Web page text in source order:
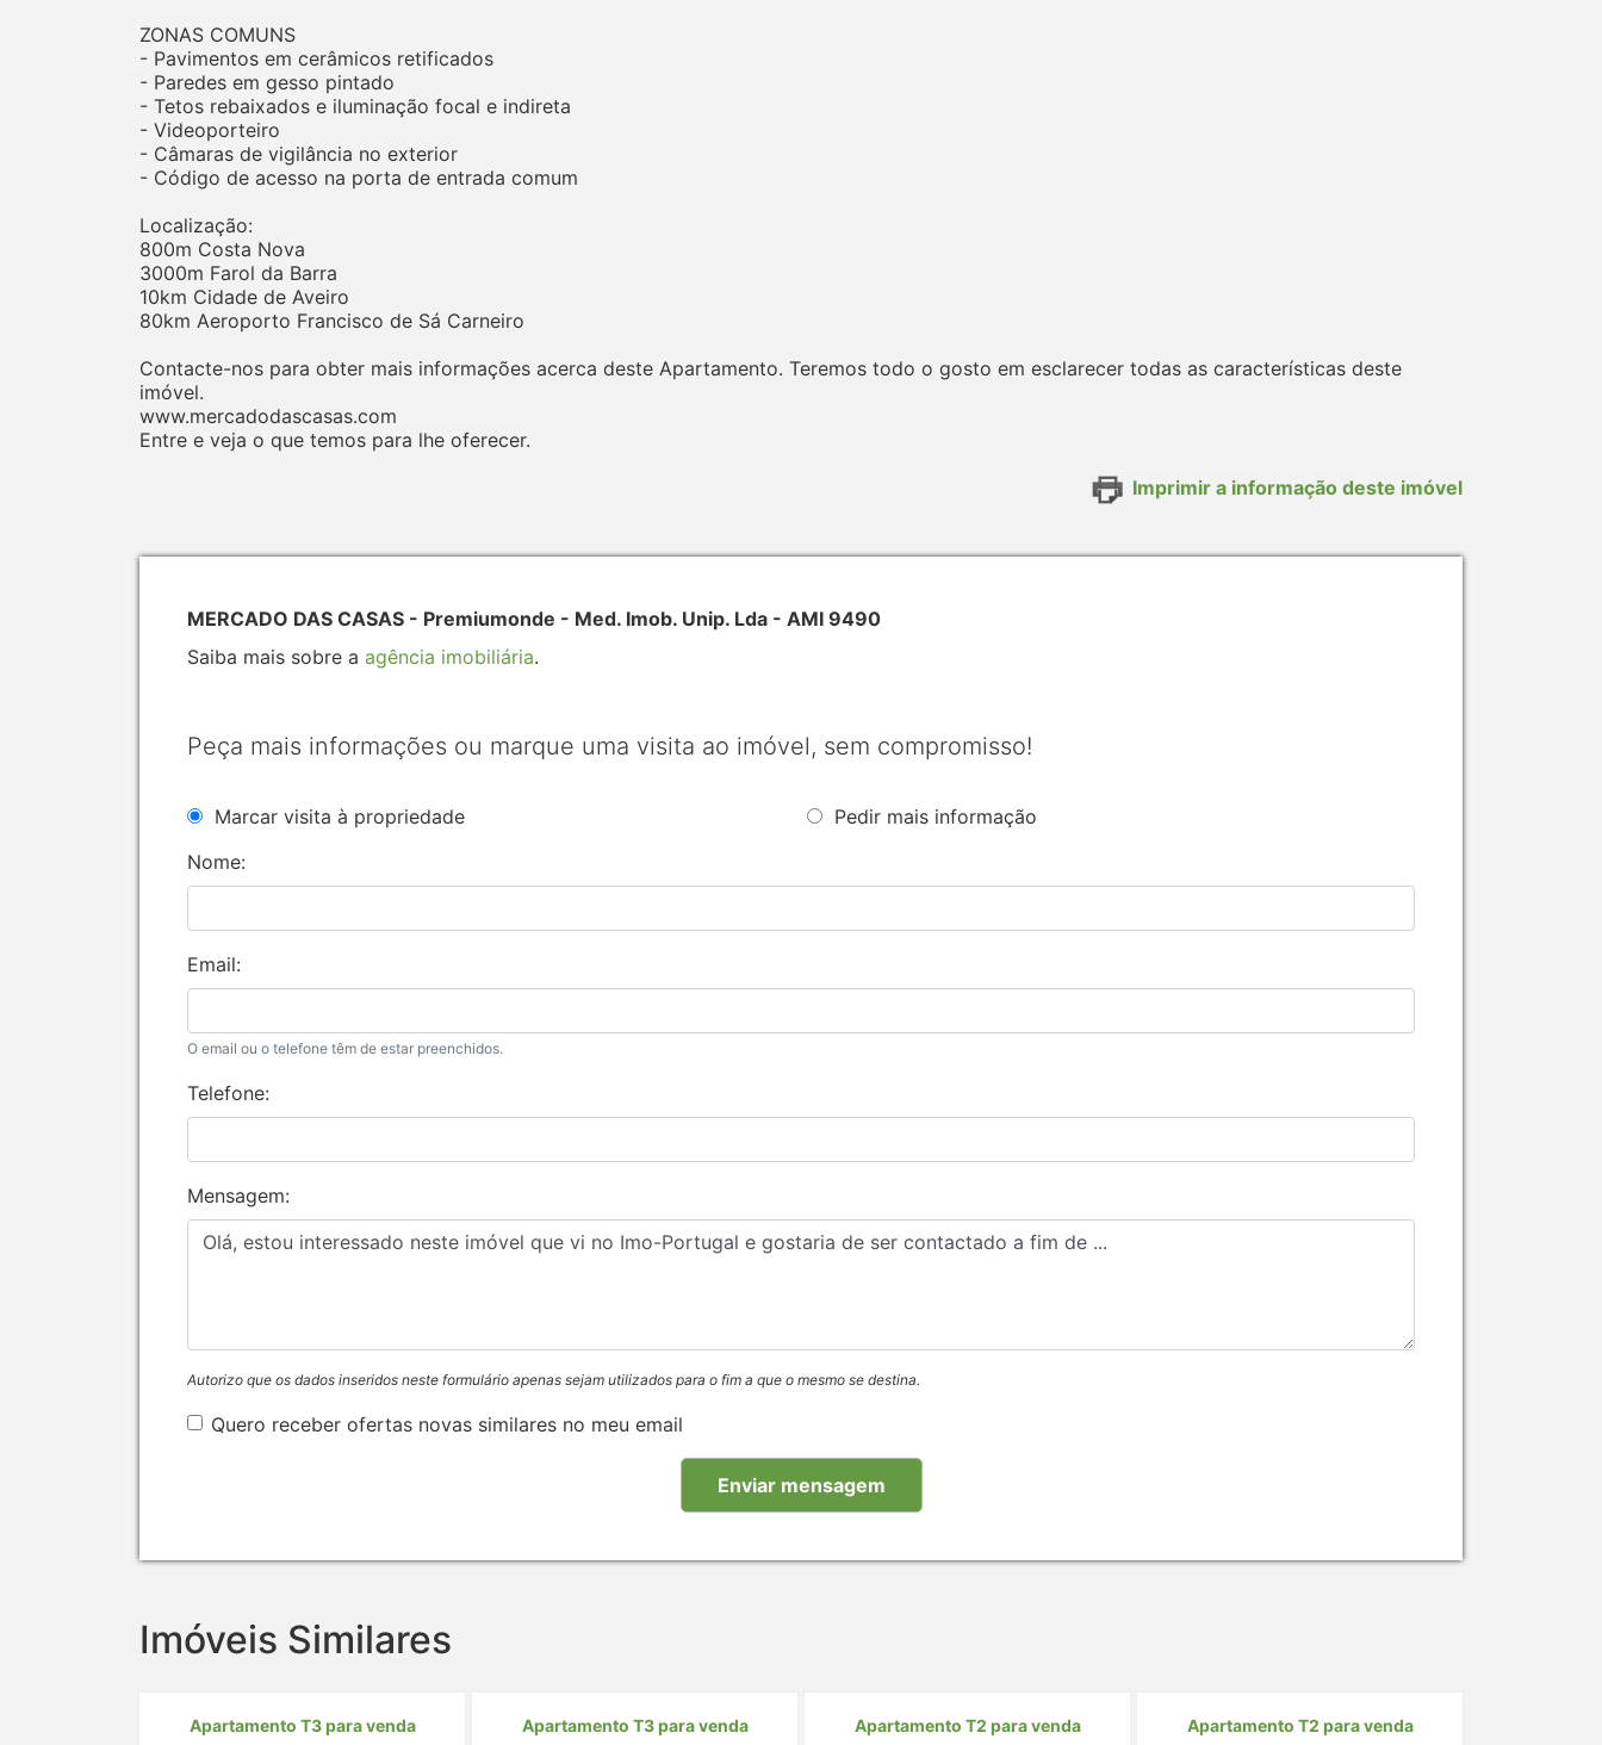
ZONAS COMUNS
- Pavimentos em cerâmicos retificados
- Paredes em gesso pintado
- Tetos rebaixados e iluminação focal e indireta
- Videoporteiro
- Câmaras de vigilância no exterior
- Código de acesso na porta de entrada comum
Localização:
800m Costa Nova
3000m Farol da Barra
10km Cidade de Aveiro
80km Aeroporto Francisco de Sá Carneiro
Contacte-nos para obter mais informações acerca deste Apartamento. Teremos todo o gosto em esclarecer todas as características deste
imóvel.
www.mercadodascasas.com
Entre e veja o que temos para lhe oferecer.
Imprimir a informação deste imóvel
MERCADO DAS CASAS - Premiumonde - Med. Imob. Unip. Lda - AMI 9490
Saiba mais sobre a agência imobiliária.
Peça mais informações ou marque uma visita ao imóvel, sem compromisso!
Marcar visita à propriedade
Pedir mais informação
Nome:
Email:
O email ou o telefone têm de estar preenchidos.
Telefone:
Mensagem:
Autorizo que os dados inseridos neste formulário apenas sejam utilizados para o fim a que o mesmo se destina.
Quero receber ofertas novas similares no meu email
Imóveis Similares
Apartamento T3 para venda Apartamento T3 para venda Apartamento T2 para venda Apartamento T2 para venda